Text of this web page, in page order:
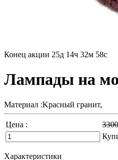
Конец акции 25д 14ч 32м 56с
Лампады на
Материал :Kрасный гранит,
Цена : 3300
Характеристики